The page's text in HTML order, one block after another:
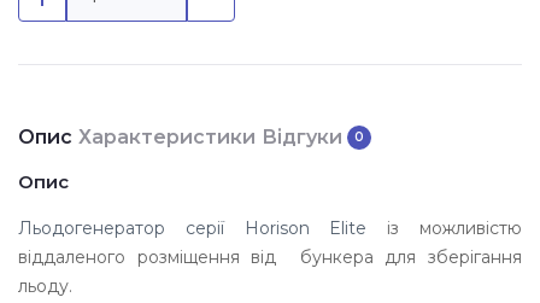
Опис Характеристики Відгуки 0
Опис
Льодогенератор серії Horison Elite із можливістю
віддаленого розміщення від бункера для зберігання
льоду.